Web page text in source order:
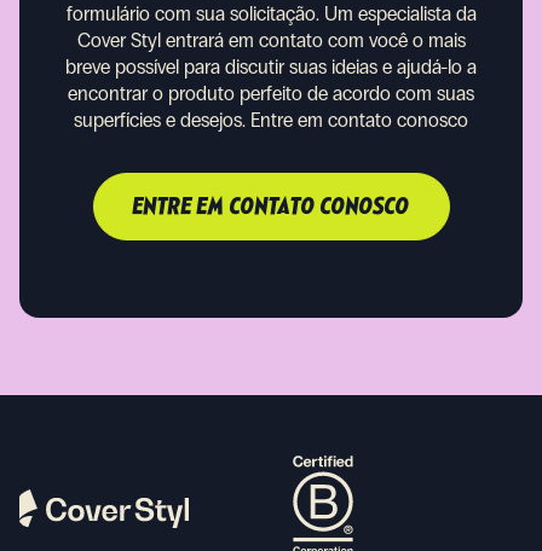
formulário com sua solicitação. Um especialista da
Cover Styl entrará em contato com você o mais
breve possível para discutir suas ideias e ajudá-lo a
encontrar o produto perfeito de acordo com suas
superfícies e desejos. Entre em contato conosco
ENTRE EM CONTATO CONOSCO